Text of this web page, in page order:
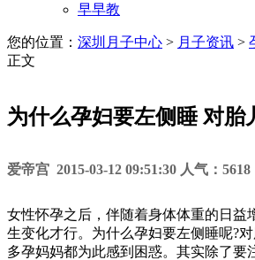
早早教
您的位置： 深圳月子中心 > 月子资讯 >
正文
为什么孕妇要左侧睡 对胎
爱帝宫 2015-03-12 09:51:30 人气：5618
女性怀孕之后，伴随着身体体重的日益
生变化才行。为什么孕妇要左侧睡呢?
多孕妈妈都为此感到困惑。其实除了要